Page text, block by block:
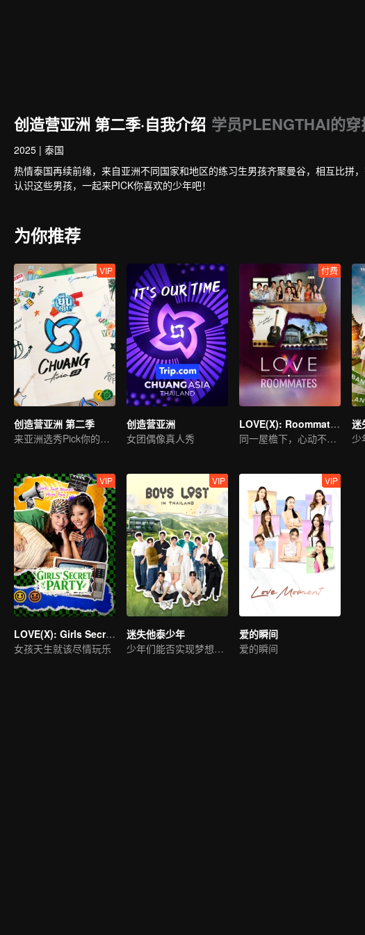
创造营亚洲 第二季·自我介绍 学员PLENGTHAI的
2025 | 泰国
热情泰国再续前缘，来自亚洲不同国家和地区的练习生男孩齐聚曼谷，相互比拼
认识这些男孩，一起来PICK你喜欢的少年吧！
为你推荐
VIP
创造营亚洲 第二季
来亚洲选秀Pick你的偶像
创造营亚洲
女团偶像真人秀
付费
LOVE(X): Roommates
同一屋檐下，心动不设防！LOVE(X)合拍室友特辑
迷
少
VIP
LOVE(X): Girls Secret Party
女孩天生就该尽情玩乐
VIP
迷失他泰少年
少年们能否实现梦想之旅？
VIP
爱的瞬间
爱的瞬间